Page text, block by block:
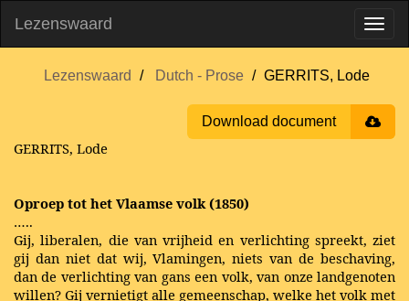
Lezenswaard
Lezenswaard Dutch - Prose GERRITS, Lode
Download document
GERRITS, Lode
Oproep tot het Vlaamse volk (1850)
…..
Gij, liberalen, die van vrijheid en verlichting spreekt, ziet
gij dan niet dat wij, Vlamingen, niets van de beschaving,
dan de verlichting van gans een volk, van onze landgenoten
willen? Gij vernietigt alle gemeenschap, welke het volk met